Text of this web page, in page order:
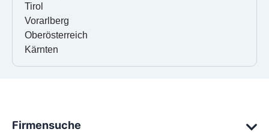
Tirol
Vorarlberg
Oberösterreich
Kärnten
Firmensuche